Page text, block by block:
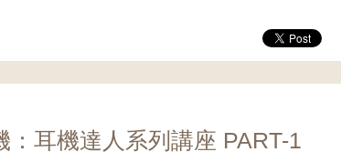
：耳機達人系列講座 PART-1